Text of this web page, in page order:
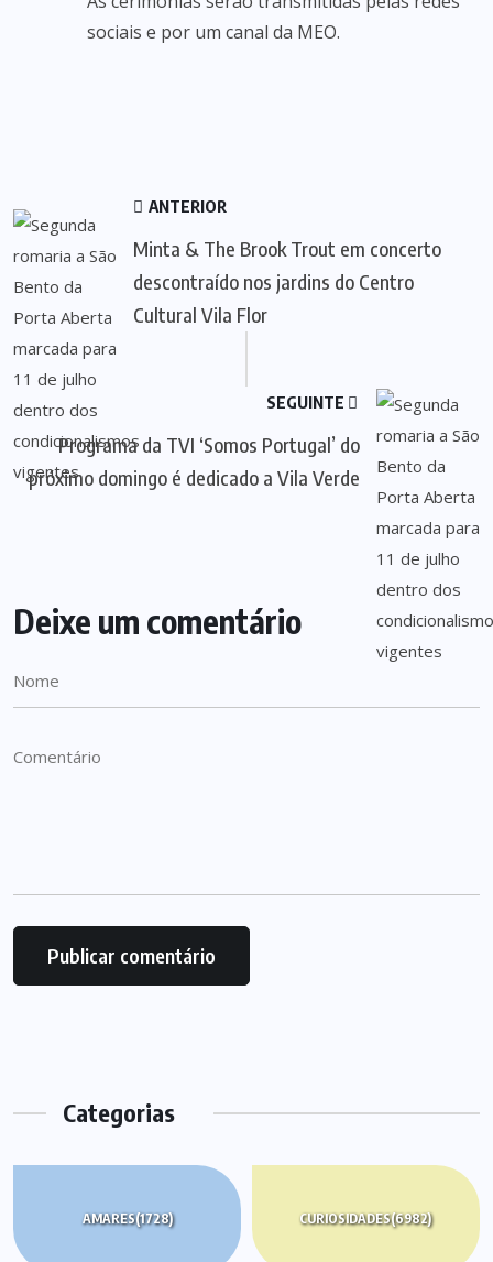
sociais e por um canal da MEO.
ANTERIOR
Minta & The Brook Trout em concerto
descontraído nos jardins do Centro
Cultural Vila Flor
SEGUINTE
Programa da TVI ‘Somos Portugal’ do
próximo domingo é dedicado a Vila Verde
Deixe um comentário
Categorias
AMARES(1728) CURIOSIDADES(6982)